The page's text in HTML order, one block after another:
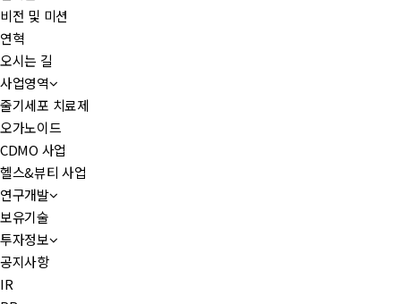
비전 및 미션
연혁
오시는 길
사업영역
줄기세포 치료제
오가노이드
CDMO 사업
헬스&뷰티 사업
연구개발
보유기술
투자정보
공지사항
IR